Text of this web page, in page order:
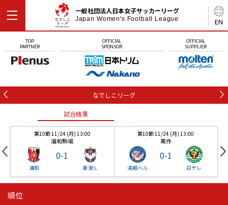
EN
一般社団法人日本女子サッカーリーグ
Japan Women's Football League
TOP
PARTNER
OFFICIAL
SPONSOR
OFFICIAL
SUPPLIER
なでしこリーグ
試合結果
第10節 11/24 (月) 13:00
浦和駒場
浦和
0-1
新潟Ｌ
第10節 11/24 (月) 13:00
美作
湯郷ベル
0-1
日テレ
順位